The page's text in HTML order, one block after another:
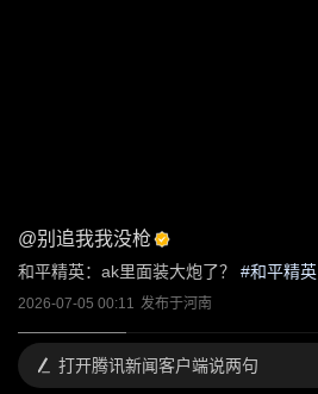
@别追我我没枪
和平精英：ak里面装大炮了？ #和平精英
2026-07-05 00:11 发布于河南
打开腾讯新闻客户端说两句